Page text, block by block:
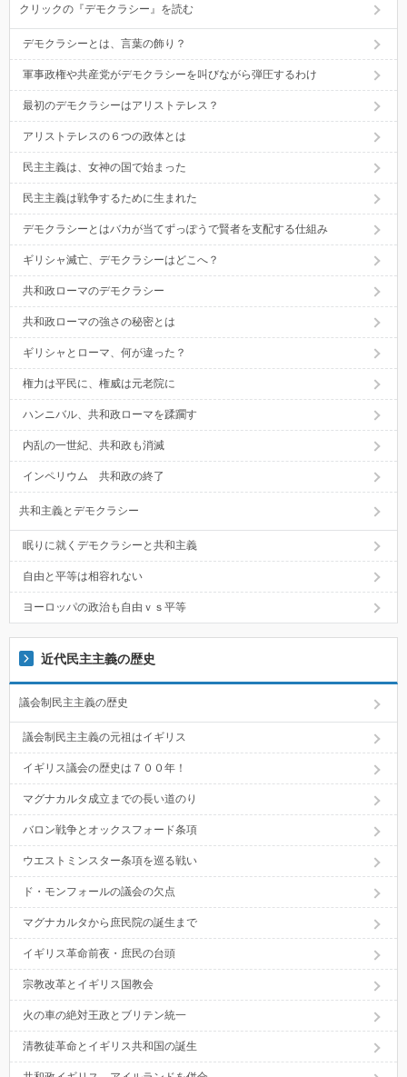
クリックの『デモクラシー』を読む
デモクラシーとは、言葉の飾り？
軍事政権や共産党がデモクラシーを叫びながら弾圧するわけ
最初のデモクラシーはアリストテレス？
アリストテレスの６つの政体とは
民主主義は、女神の国で始まった
民主主義は戦争するために生まれた
デモクラシーとはバカが当てずっぽうで賢者を支配する仕組み
ギリシャ滅亡、デモクラシーはどこへ？
共和政ローマのデモクラシー
共和政ローマの強さの秘密とは
ギリシャとローマ、何が違った？
権力は平民に、権威は元老院に
ハンニバル、共和政ローマを蹂躙す
内乱の一世紀、共和政も消滅
インペリウム 共和政の終了
共和主義とデモクラシー
眠りに就くデモクラシーと共和主義
自由と平等は相容れない
ヨーロッパの政治も自由ｖｓ平等
近代民主主義の歴史
議会制民主主義の歴史
議会制民主主義の元祖はイギリス
イギリス議会の歴史は７００年！
マグナカルタ成立までの長い道のり
バロン戦争とオックスフォード条項
ウエストミンスター条項を巡る戦い
ド・モンフォールの議会の欠点
マグナカルタから庶民院の誕生まで
イギリス革命前夜・庶民の台頭
宗教改革とイギリス国教会
火の車の絶対王政とブリテン統一
清教徒革命とイギリス共和国の誕生